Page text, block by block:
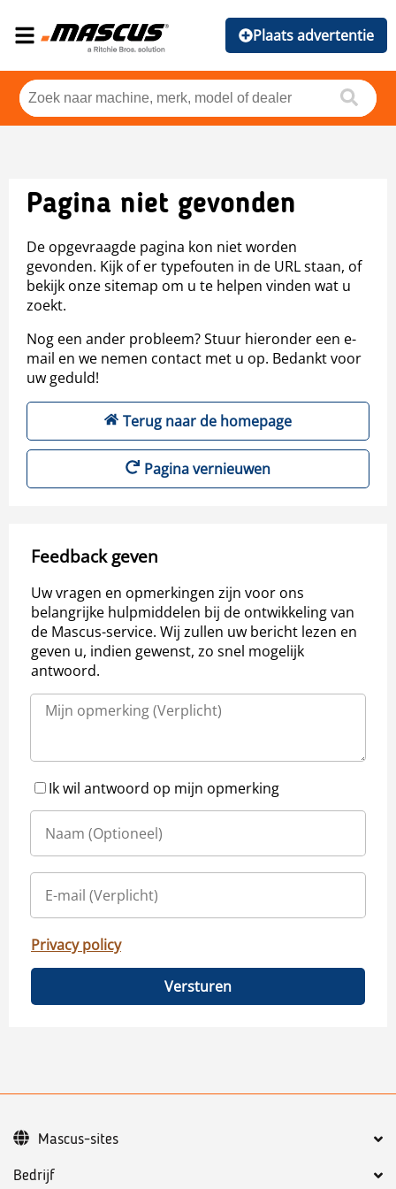
Plaats advertentie
Pagina niet gevonden
De opgevraagde pagina kon niet worden
gevonden. Kijk of er typefouten in de URL staan, of
bekijk onze sitemap om u te helpen vinden wat u
zoekt.
Nog een ander probleem? Stuur hieronder een e-
mail en we nemen contact met u op. Bedankt voor
uw geduld!
Terug naar de homepage
Pagina vernieuwen
Feedback geven
Uw vragen en opmerkingen zijn voor ons
belangrijke hulpmiddelen bij de ontwikkeling van
de Mascus-service. Wij zullen uw bericht lezen en
geven u, indien gewenst, zo snel mogelijk
antwoord.
Ik wil antwoord op mijn opmerking
Privacy policy
Versturen
Bedrijf
Mascus-sites